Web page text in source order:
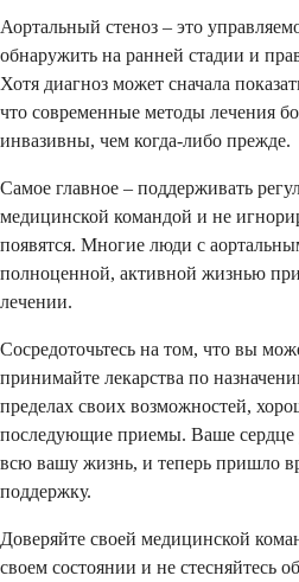
Аортальный стеноз – это
обнаружить на ранней стадии и
Хотя диагноз может сначала
что современные методы лечения
инвазивны, чем когда-либо прежде.
Самое главное – поддерживать
медицинской командой и не
появятся. Многие люди с
полноценной, активной жизнью
лечении.
Сосредоточьтесь на том, что вы
принимайте лекарства по
пределах своих возможностей,
последующие приемы. Ваше сердце
всю вашу жизнь, и теперь пришло
поддержку.
Доверяйте своей медицинской
своем состоянии и не стесняйтесь